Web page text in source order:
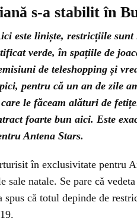
s-a stabilit în
este liniște, restricțiile
verde, în spațiile de
de teleshopping și
pentru că un an de zile
le făceam alături de
foarte bun aici. Este
Antena Stars.
în exclusivitate pentru
sale natale. Se pare că
spus că totul depinde de